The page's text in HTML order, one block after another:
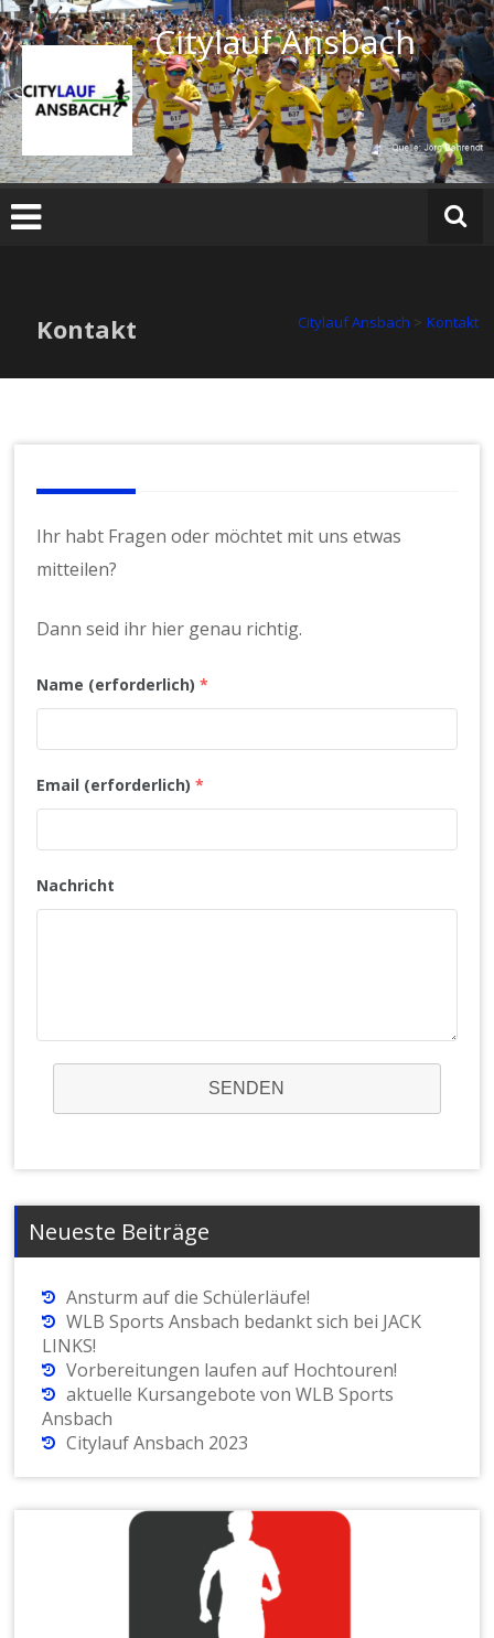
Zum
Inhalt
springen
Citylauf Ansbach
Kontakt Citylauf Ansbach > Kontakt
Ihr habt Fragen oder möchtet mit uns etwas
mitteilen?
Dann seid ihr hier genau richtig.
Name (erforderlich) *
Email (erforderlich) *
Nachricht
SENDEN
Neueste Beiträge
Ansturm auf die Schülerläufe!
WLB Sports Ansbach bedankt sich bei JACK
LINKS!
Vorbereitungen laufen auf Hochtouren!
aktuelle Kursangebote von WLB Sports
Ansbach
Citylauf Ansbach 2023